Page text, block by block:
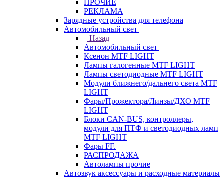
ПРОЧИЕ
РЕКЛАМА
Зарядные устройства для телефона
Автомобильный свет
Назад
Автомобильный свет
Ксенон MTF LIGHT
Лампы галогенные MTF LIGHT
Лампы светодиодные MTF LIGHT
Модули ближнего/дальнего света MTF
LIGHT
Фары/Прожектора/Линзы/ДХО MTF
LIGHT
Блоки CAN-BUS, контроллеры,
модули для ПТФ и светодиодных ламп
MTF LIGHT
Фары FF.
РАСПРОДАЖА
Автолампы прочие
Автозвук аксессуары и расходные материалы